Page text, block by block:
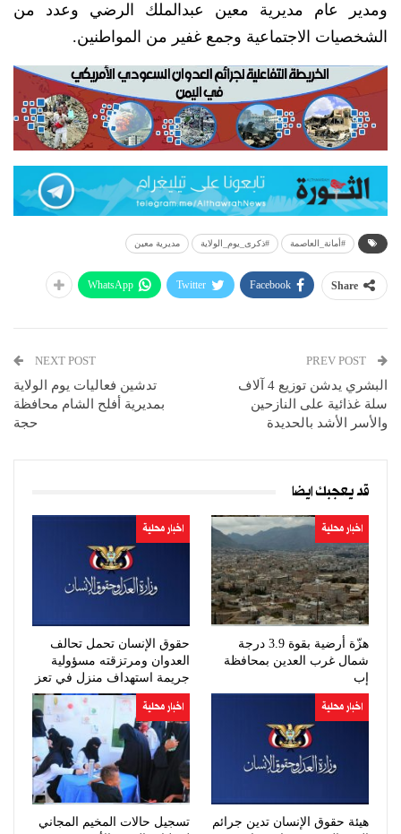
ومدير عام مديرية معين عبدالملك الرضي وعدد من
الشخصيات الاجتماعية وجمع غفير من المواطنين.
#أمانة_العاصمة #ذكرى_يوم_الولاية مديرية معين
Share
Facebook
Twitter
WhatsApp
البشري يدشن توزيع 4 آلاف
سلة غذائية على النازحين
والأسر الأشد بالحديدة
NEXT POST
تدشين فعاليات يوم الولاية
بمديرية أفلح الشام محافظة
حجة
قد يعجبك ايضا
اخبار محلية
هزّة أرضية بقوة 3.9 درجة
شمال غرب العدين بمحافظة
إب
اخبار محلية
حقوق الإنسان تحمل تحالف
العدوان ومرتزقته مسؤولية
جريمة استهداف منزل في تعز
اخبار محلية
هيئة حقوق الإنسان تدين جرائم
اخبار محلية
تسجيل حالات المخيم المجاني